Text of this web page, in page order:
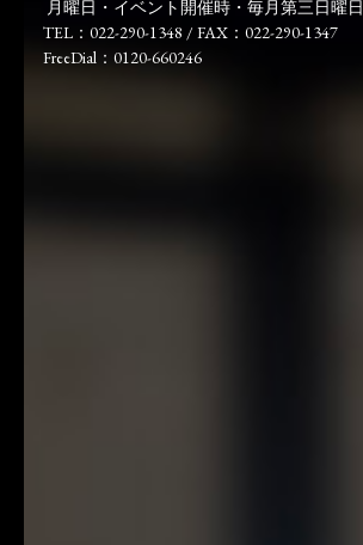
月曜日・イベント開催時・毎月第三日曜日
TEL：022-290-1348 / FAX：022-290-1347
FreeDial：0120-660246